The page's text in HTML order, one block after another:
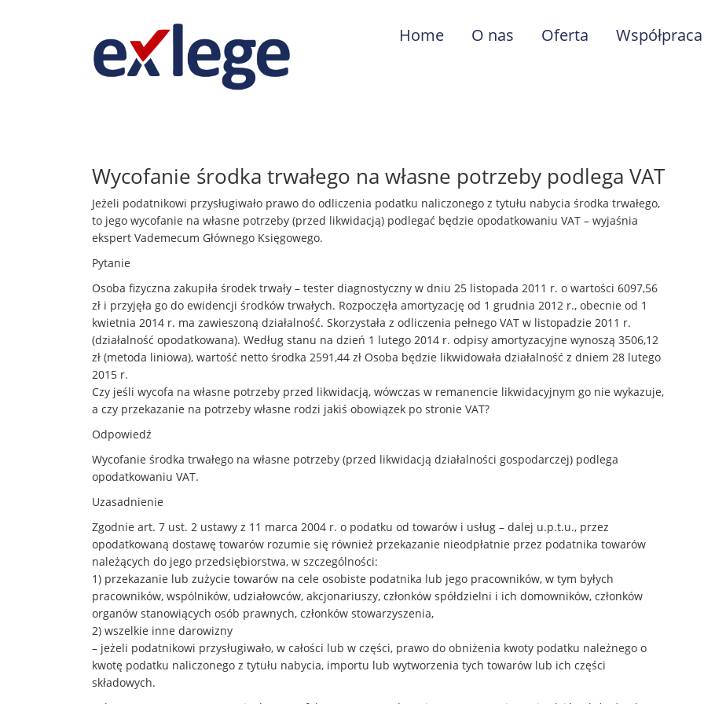
Home O nas Oferta Współpraca
Wycofanie środka trwałego na własne potrzeby podlega VAT
Jeżeli podatnikowi przysługiwało prawo do odliczenia podatku naliczonego z tytułu nabycia środka trwałego,
to jego wycofanie na własne potrzeby (przed likwidacją) podlegać będzie opodatkowaniu VAT – wyjaśnia
ekspert Vademecum Głównego Księgowego.
Pytanie
Osoba fizyczna zakupiła środek trwały – tester diagnostyczny w dniu 25 listopada 2011 r. o wartości 6097,56
zł i przyjęła go do ewidencji środków trwałych. Rozpoczęła amortyzację od 1 grudnia 2012 r., obecnie od 1
kwietnia 2014 r. ma zawieszoną działalność. Skorzystała z odliczenia pełnego VAT w listopadzie 2011 r.
(działalność opodatkowana). Według stanu na dzień 1 lutego 2014 r. odpisy amortyzacyjne wynoszą 3506,12
zł (metoda liniowa), wartość netto środka 2591,44 zł Osoba będzie likwidowała działalność z dniem 28 lutego
2015 r.
Czy jeśli wycofa na własne potrzeby przed likwidacją, wówczas w remanencie likwidacyjnym go nie wykazuje,
a czy przekazanie na potrzeby własne rodzi jakiś obowiązek po stronie VAT?
Odpowiedź
Wycofanie środka trwałego na własne potrzeby (przed likwidacją działalności gospodarczej) podlega
opodatkowaniu VAT.
Uzasadnienie
Zgodnie art. 7 ust. 2 ustawy z 11 marca 2004 r. o podatku od towarów i usług – dalej u.p.t.u., przez
opodatkowaną dostawę towarów rozumie się również przekazanie nieodpłatnie przez podatnika towarów
należących do jego przedsiębiorstwa, w szczególności:
1) przekazanie lub zużycie towarów na cele osobiste podatnika lub jego pracowników, w tym byłych
pracowników, wspólników, udziałowców, akcjonariuszy, członków spółdzielni i ich domowników, członków
organów stanowiących osób prawnych, członków stowarzyszenia,
2) wszelkie inne darowizny
– jeżeli podatnikowi przysługiwało, w całości lub w części, prawo do obniżenia kwoty podatku należnego o
kwotę podatku naliczonego z tytułu nabycia, importu lub wytworzenia tych towarów lub ich części
składowych.